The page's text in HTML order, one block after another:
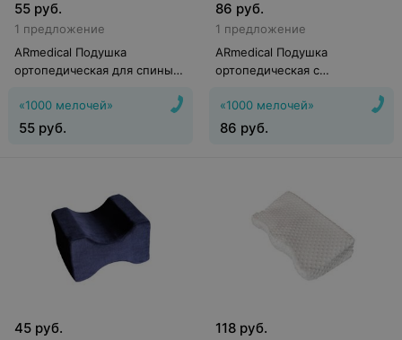
55 руб.
1 предложение
ARmedical Подушка
ортопедическая для спины
«1000 мелочей»
55 руб.
86 руб.
1 предложение
ARmedical Подушка
ортопедическая с
«1000 мелочей»
86 руб.
45 руб. 118 руб.